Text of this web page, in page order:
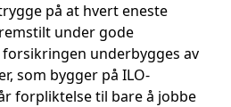
på at hvert eneste
under gode
underbygges av
som bygger på ILO-
forpliktelse til bare å jobbe